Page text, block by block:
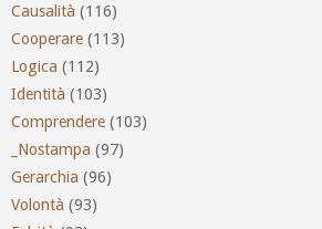
Causalità (116)
Cooperare (113)
Logica (112)
Identità (103)
Comprendere (103)
_Nostampa (97)
Gerarchia (96)
Volontà (93)